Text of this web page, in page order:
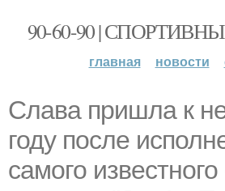
90-60-90 |
главная новости
Слава пришла к
году после
самого